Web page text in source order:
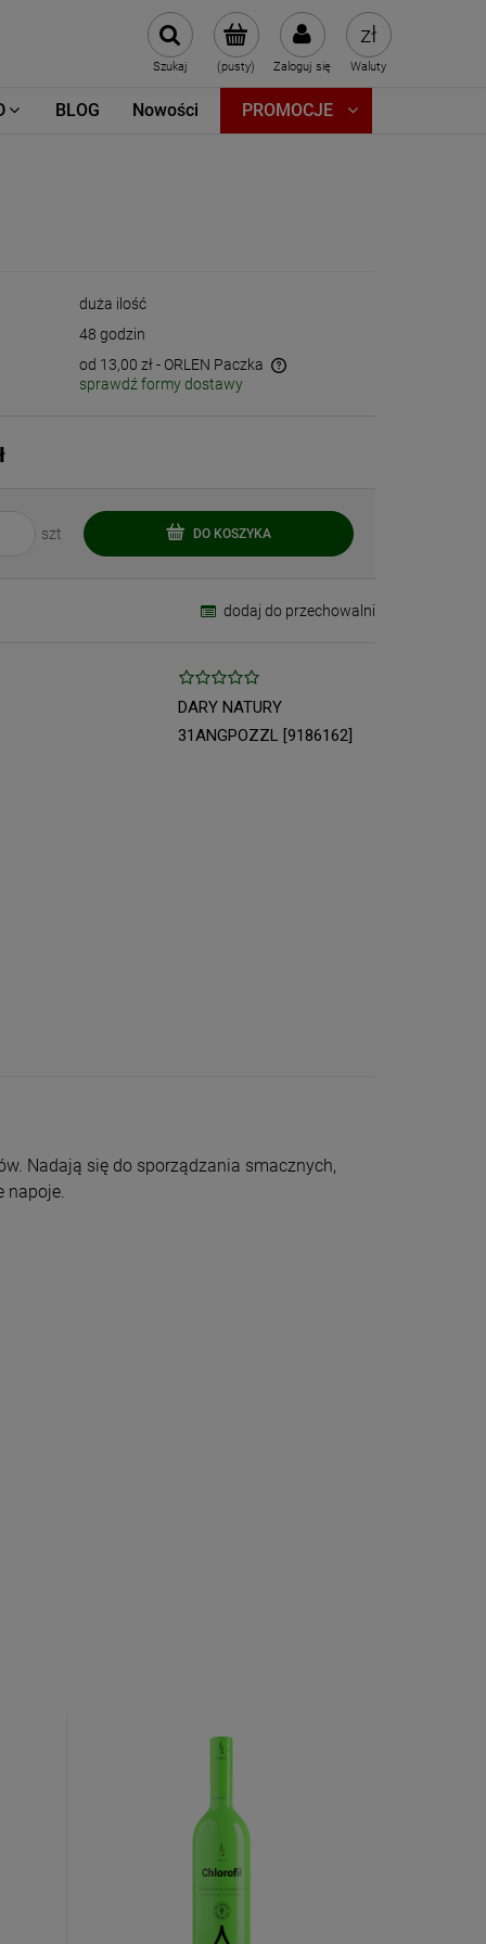
(pusty) Zaloguj się
Szukaj Waluty
BLOG Nowości PROMOCJE
duża ilość
48 godzin
od 13,00 zł - ORLEN Paczka
sprawdź formy dostawy
szt DO KOSZYKA
dodaj do przechowalni
DARY NATURY
31ANGPOZZL [9186162]
Nadają się do sporządzania smacznych,
napoje.